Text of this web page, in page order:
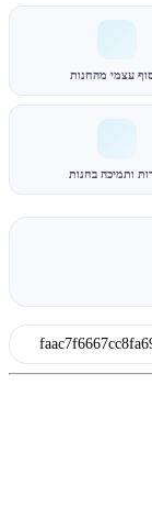
עצמי מהחנות
ותמיכה בחנות